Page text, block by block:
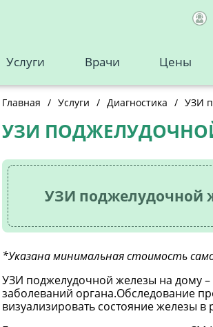
Услуги Врачи Цены
Главная / Услуги / Диагностика / УЗИ
УЗИ
УЗИ поджелудочной
*Указана минимальная стоимость
УЗИ поджелудочной железы на дому
заболеваний органа.Обследование
визуализировать состояние железы